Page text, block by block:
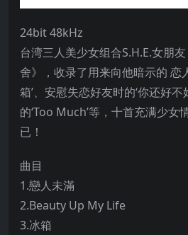
24bit 48kHz
台湾三人美少女组合S.H.E.女朋
舍》，收录了用来向他暗示的 恋
箱’、安慰失恋好友时的‘你还好
的‘Too Much’等，十首充满少女
已！
曲目
1.戀人未滿
2.Beauty Up My Life
3.冰箱